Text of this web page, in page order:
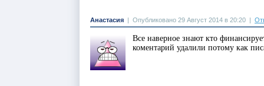
Анастасия | Опубликовано 29 Август 2014 в 20:20 |
Все наверное знают кто
коментарий удалили потому как